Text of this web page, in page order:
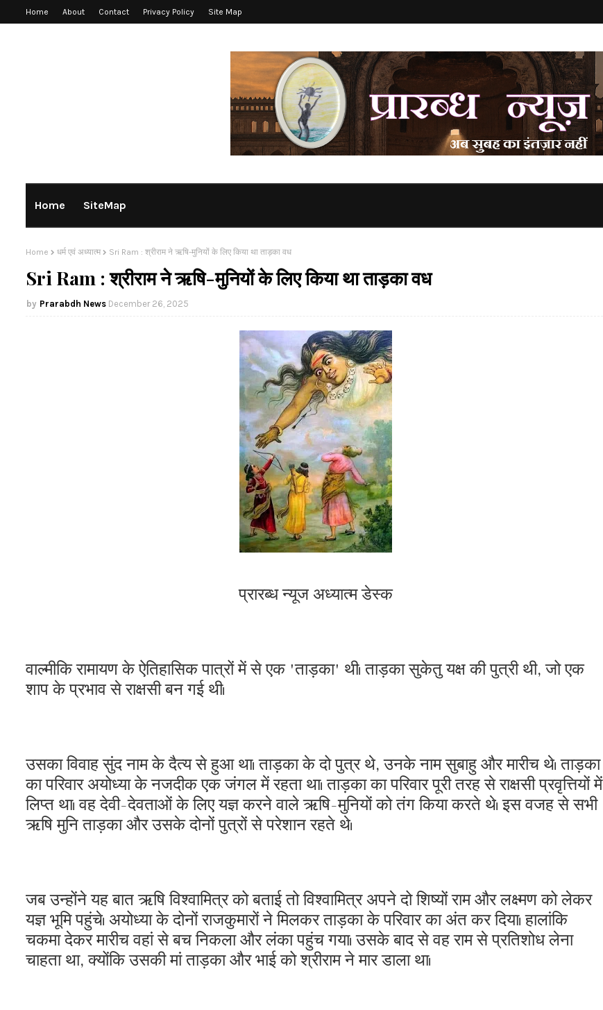
Home About Contact Privacy Policy Site Map
Home SiteMap
Home धर्म एवं अध्यात्म Sri Ram : श्रीराम ने ऋषि-मुनियों के लिए किया था ताड़का वध
Sri Ram : श्रीराम ने ऋषि-मुनियों के लिए किया था ताड़का वध
Prarabdh News December 26, 2025
प्रारब्ध न्यूज अध्यात्म डेस्क
वाल्मीकि रामायण के ऐतिहासिक पात्रों में से एक 'ताड़का' थी। ताड़का सुकेतु यक्ष की पुत्री थी, जो एक
शाप के प्रभाव से राक्षसी बन गई थी।
उसका विवाह सुंद नाम के दैत्य से हुआ था। ताड़का के दो पुत्र थे, उनके नाम सुबाहु और मारीच थे। ताड़का
का परिवार अयोध्या के नजदीक एक जंगल में रहता था। ताड़का का परिवार पूरी तरह से राक्षसी प्रवृत्तियों में
लिप्त था। वह देवी-देवताओं के लिए यज्ञ करने वाले ऋषि-मुनियों को तंग किया करते थे। इस वजह से सभी
ऋषि मुनि ताड़का और उसके दोनों पुत्रों से परेशान रहते थे।
जब उन्होंने यह बात ऋषि विश्वामित्र को बताई तो विश्वामित्र अपने दो शिष्यों राम और लक्ष्मण को लेकर
यज्ञ भूमि पहुंचे। अयोध्या के दोनों राजकुमारों ने मिलकर ताड़का के परिवार का अंत कर दिया। हालांकि
चकमा देकर मारीच वहां से बच निकला और लंका पहुंच गया। उसके बाद से वह राम से प्रतिशोध लेना
चाहता था, क्योंकि उसकी मां ताड़का और भाई को श्रीराम ने मार डाला था।